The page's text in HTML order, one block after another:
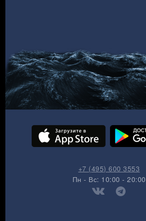
+7 (495) 600 3553
Пн - Вс: 10:00 - 20:00